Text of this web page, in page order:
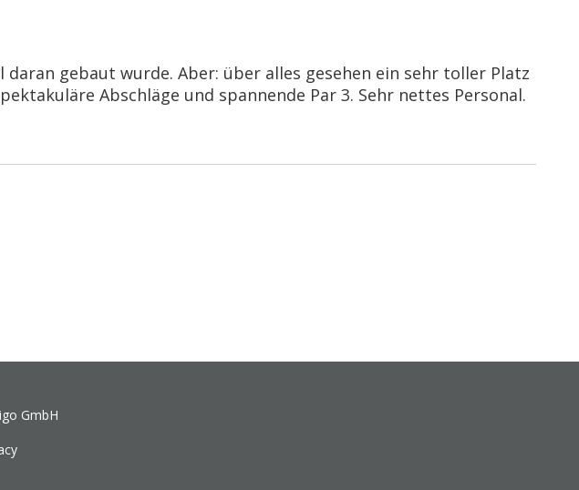
daran gebaut wurde. Aber: über alles gesehen ein sehr toller Platz
Abschläge und spannende Par 3. Sehr nettes Personal.
GmbH